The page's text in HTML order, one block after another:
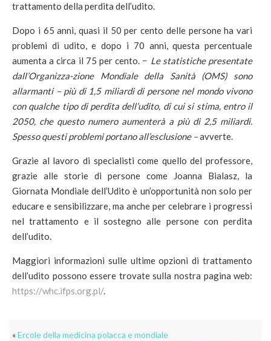
trattamento della perdita dell’udito.
Dopo i 65 anni, quasi il 50 per cento delle persone ha vari
problemi di udito, e dopo i 70 anni, questa percentuale
aumenta a circa il 75 per cento. − Le statistiche presentate
dall’Organizza-zione Mondiale della Sanità (OMS) sono
allarmanti – più di 1,5 miliardi di persone nel mondo vivono
con qualche tipo di perdita dell’udito, di cui si stima, entro il
2050, che questo numero aumenterà a più di 2,5 miliardi.
Spesso questi problemi portano all’esclusione –avverte.
Grazie al lavoro di specialisti come quello del professore,
grazie alle storie di persone come Joanna Bialasz, la
Giornata Mondiale dell’Udito è un’opportunità non solo per
educare e sensibilizzare, ma anche per celebrare i progressi
nel trattamento e il sostegno alle persone con perdita
dell’udito.
Maggiori informazioni sulle ultime opzioni di trattamento
dell’udito possono essere trovate sulla nostra pagina web:
https://whc.ifps.org.pl/.
«Ercole della medicina polacca e mondiale